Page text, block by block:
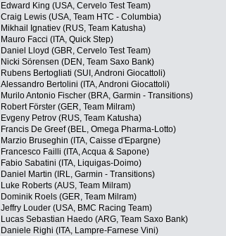
Edward King (USA, Cervelo Test Team)
Craig Lewis (USA, Team HTC - Columbia)
Mikhail Ignatiev (RUS, Team Katusha)
Mauro Facci (ITA, Quick Step)
Daniel Lloyd (GBR, Cervelo Test Team)
Nicki Sörensen (DEN, Team Saxo Bank)
Rubens Bertogliati (SUI, Androni Giocattoli)
Alessandro Bertolini (ITA, Androni Giocattoli)
Murilo Antonio Fischer (BRA, Garmin - Transitions)
Robert Förster (GER, Team Milram)
Evgeny Petrov (RUS, Team Katusha)
Francis De Greef (BEL, Omega Pharma-Lotto)
Marzio Bruseghin (ITA, Caisse d'Epargne)
Francesco Failli (ITA, Acqua & Sapone)
Fabio Sabatini (ITA, Liquigas-Doimo)
Daniel Martin (IRL, Garmin - Transitions)
Luke Roberts (AUS, Team Milram)
Dominik Roels (GER, Team Milram)
Jeffry Louder (USA, BMC Racing Team)
Lucas Sebastian Haedo (ARG, Team Saxo Bank)
Daniele Righi (ITA, Lampre-Farnese Vini)